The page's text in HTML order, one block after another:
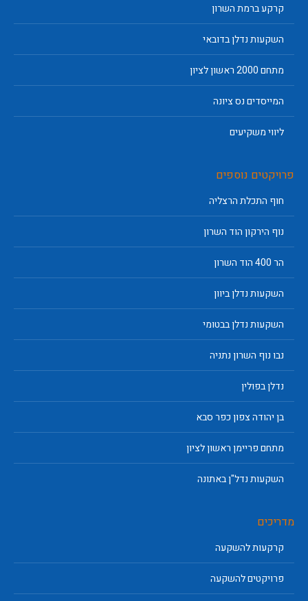
קרקע ברמת השרון
השקעות נדלן בדובאי
מתחם 2000 ראשון לציון
המייסדים נס ציונה
ליווי משקיעים
פרויקטים נוספים
חוף התכלת הרצליה
נוף הירקון הוד השרון
הר 400 הוד השרון
השקעות נדלן ביוון
השקעות נדלן בבטומי
נבו נוף השרון נתניה
נדלן בפולין
בן יהודה צפון כפר סבא
מתחם פריימן ראשון לציון
השקעות נדל"ן באתונה
מדריכים
קרקעות להשקעה
פרויקטים להשקעה